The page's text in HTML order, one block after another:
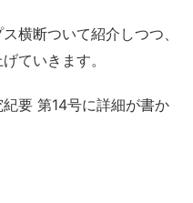
横断ついて紹介しつつ、
ていきます。
要 第14号に詳細が書か